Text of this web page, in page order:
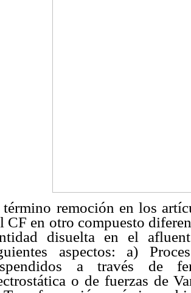
remoción en los
CF en otro compuesto
disuelta en el
aspectos: a)
a través de
o de fuerzas de